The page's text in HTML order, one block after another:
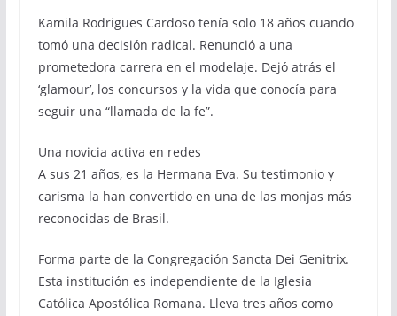
Kamila Rodrigues Cardoso tenía solo 18 años cuando
tomó una decisión radical. Renunció a una
prometedora carrera en el modelaje. Dejó atrás el
‘glamour’, los concursos y la vida que conocía para
seguir una “llamada de la fe”.
Una novicia activa en redes
A sus 21 años, es la Hermana Eva. Su testimonio y
carisma la han convertido en una de las monjas más
reconocidas de Brasil.
Forma parte de la Congregación Sancta Dei Genitrix.
Esta institución es independiente de la Iglesia
Católica Apostólica Romana. Lleva tres años como